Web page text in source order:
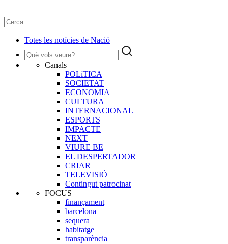
Totes les notícies de Nació
Canals
POLíTICA
SOCIETAT
ECONOMIA
CULTURA
INTERNACIONAL
ESPORTS
IMPACTE
NEXT
VIURE BE
EL DESPERTADOR
CRIAR
TELEVISIÓ
Contingut patrocinat
FOCUS
finançament
barcelona
sequera
habitatge
transparència